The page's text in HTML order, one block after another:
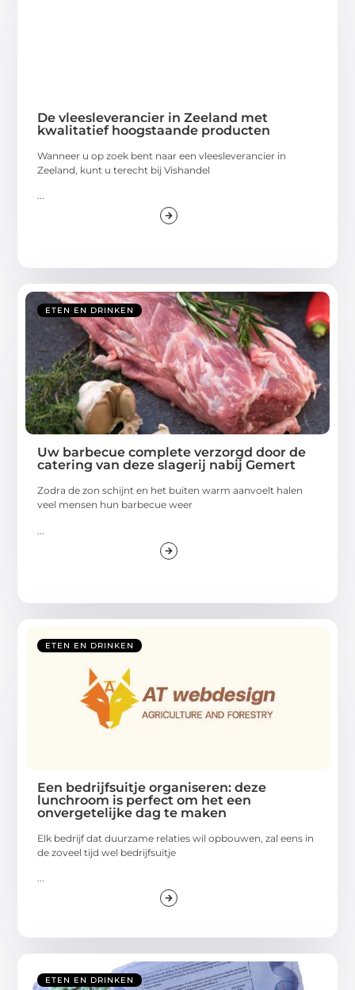
De vleesleverancier in Zeeland met
kwalitatief hoogstaande producten
Wanneer u op zoek bent naar een vleesleverancier in
Zeeland, kunt u terecht bij Vishandel
...
ETEN EN DRINKEN
Uw barbecue complete verzorgd door de
catering van deze slagerij nabij Gemert
Zodra de zon schijnt en het buiten warm aanvoelt halen
veel mensen hun barbecue weer
ETEN EN DRINKEN
Een bedrijfsuitje organiseren: deze
lunchroom is perfect om het een
onvergetelijke dag te maken
Elk bedrijf dat duurzame relaties wil opbouwen, zal eens in
de zoveel tijd wel bedrijfsuitje
ETEN EN DRINKEN